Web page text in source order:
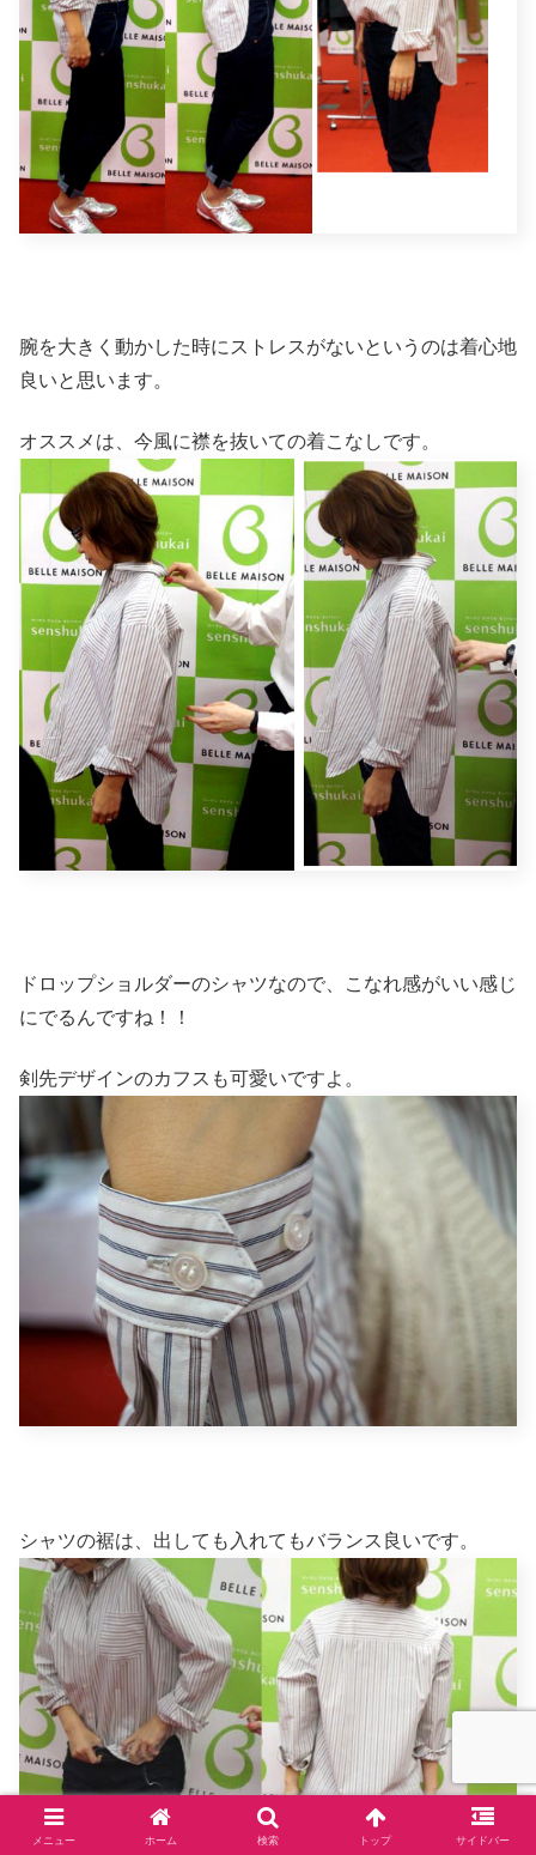
腕を大きく動かした時にストレスがないというのは着心地
良いと思います。
オススメは、今風に襟を抜いての着こなしです。
ドロップショルダーのシャツなので、こなれ感がいい感じ
にでるんですね！！
剣先デザインのカフスも可愛いですよ。
シャツの裾は、出しても入れてもバランス良いです。
メニュー ホーム 検索 トップ サイドバー